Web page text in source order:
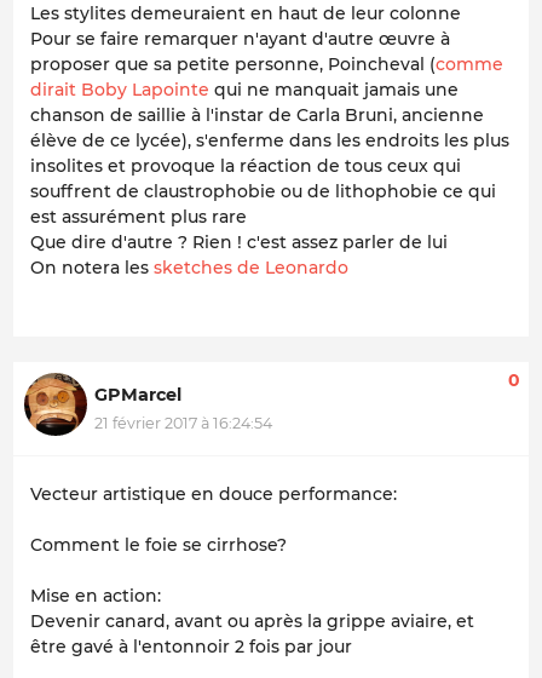
Les stylites demeuraient en haut de leur colonne
Pour se faire remarquer n'ayant d'autre œuvre à
proposer que sa petite personne, Poincheval (comme
dirait Boby Lapointe qui ne manquait jamais une
chanson de saillie à l'instar de Carla Bruni, ancienne
élève de ce lycée), s'enferme dans les endroits les plus
insolites et provoque la réaction de tous ceux qui
souffrent de claustrophobie ou de lithophobie ce qui
est assurément plus rare
Que dire d'autre ? Rien ! c'est assez parler de lui
On notera les sketches de Leonardo
GPMarcel
21 février 2017 à 16:24:54
0
Vecteur artistique en douce performance:
Comment le foie se cirrhose?
Mise en action:
Devenir canard, avant ou après la grippe aviaire, et
être gavé à l'entonnoir 2 fois par jour